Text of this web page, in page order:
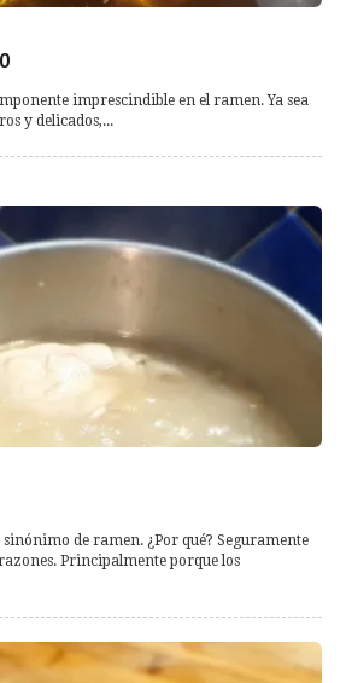
imprescindible en el ramen. Ya sea
y delicados,...
sinónimo de ramen. ¿Por qué? Seguramente
Principalmente porque los